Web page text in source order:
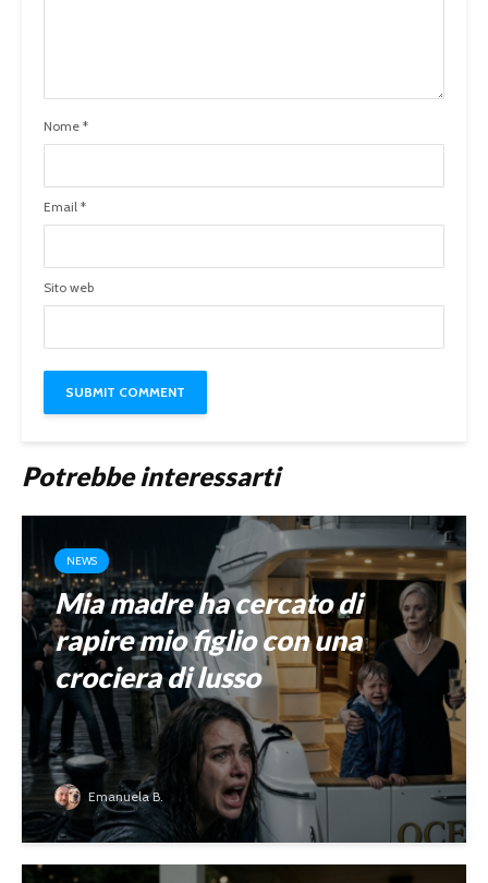
Nome *
Email *
Sito web
Potrebbe interessarti
NEWS
Mia madre ha cercato di
rapire mio figlio con una
crociera di lusso
Emanuela B.